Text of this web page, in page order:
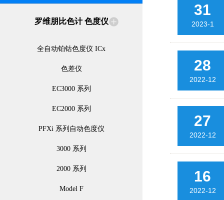
罗维朋比色计 色度仪
全自动铂钴色度仪 ICx
色差仪
EC3000 系列
EC2000 系列
PFXi 系列自动色度仪
3000 系列
2000 系列
Model F
31
2023-1
28
2022-12
27
2022-12
16
2022-12